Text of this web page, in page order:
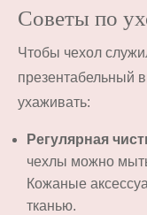
Советы по
Чтобы чехол
презентабельный
ухаживать:
Регулярная
чехлы можно
Кожаные
тканью.